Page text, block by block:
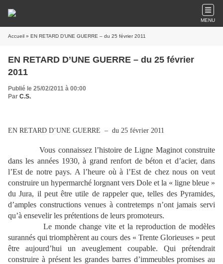
MENU
Accueil » EN RETARD D’UNE GUERRE – du 25 février 2011
EN RETARD D’UNE GUERRE – du 25 février
2011
Publié le 25/02/2011 à 00:00
Par C.S.
EN RETARD D’UNE GUERRE – du 25 février 2011
Vous connaissez l’histoire de Ligne Maginot construite
dans les années 1930, à grand renfort de béton et d’acier, dans
l’Est de notre pays. A l’heure où à l’Est de chez nous on veut
construire un hypermarché lorgnant vers Dole et la « ligne bleue »
du Jura, il peut être utile de rappeler que, telles des Pyramides,
d’amples constructions venues à contretemps n’ont jamais servi
qu’à ensevelir les prétentions de leurs promoteurs.
Le monde change vite et la reproduction de modèles
surannés qui triomphèrent au cours des « Trente Glorieuses » peut
être aujourd’hui un aveuglement coupable. Qui prétendrait
construire à présent les grandes barres d’immeubles promises au